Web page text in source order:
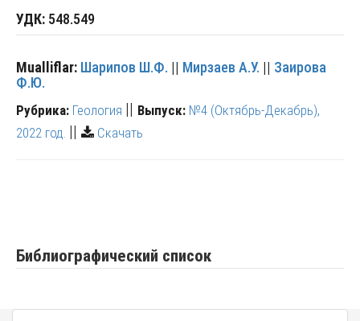
УДК: 548.549
Mualliflar: Шарипов Ш.Ф. || Мирзаев А.У. || Заирова
Ф.Ю.
Рубрика: Геология || Выпуск: №4 (Октябрь-Декабрь),
2022 год. || Скачать
Библиографический список